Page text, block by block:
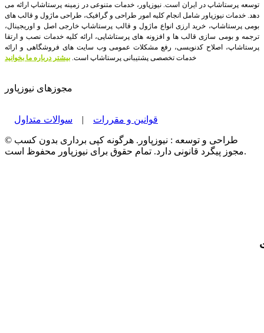
توسعه پرستاشاپ در ایران است.نیوزپاور، خدمات متنوعی در زمینه پرستاشاپ ارائه می
دهد. خدمات نیوزپاور شامل انجام کلیه امور طراحی و گرافیک، طراحی ماژول و قالب های
بومی پرستاشاپ، خرید ارزی انواع ماژول و قالب پرستاشاپ خارجی اصل و اوریجینال،
ترجمه و بومی سازی قالب ها و افزونه های پرستاشاپی، ارائه کلیه خدمات نصب و ارتقا
پرستاشاپ، اصلاح کدنویسی، رفع مشکلات عمومی وب سایت های فروشگاهی و ارائه
خدمات تخصصی پشتیبانی پرستاشاپ است. بیشتر درباره ما بخوانید
مجوزهای نیوزپاور
قوانین و مقررات | سوالات متداول
© طراحی و توسعه : نیوزپاور. هرگونه کپی برداری بدون کسب
مجوز پیگرد قانونی دارد. تمام حقوق برای نیوزپاور محفوظ است.